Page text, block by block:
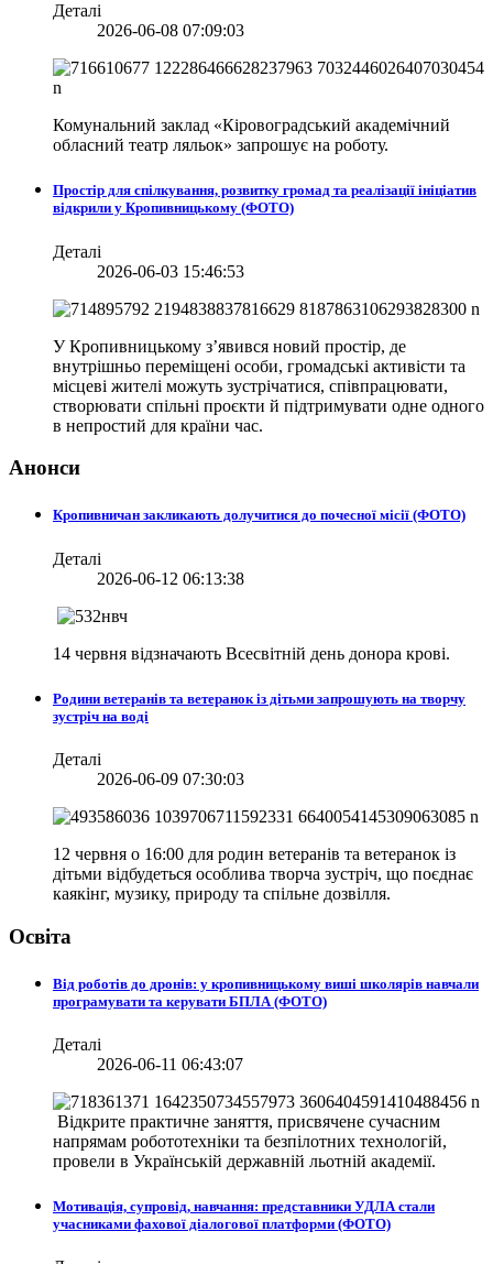
Деталі
2026-06-08 07:09:03
Комунальний заклад «Кіровоградський академічний
обласний театр ляльок» запрошує на роботу.
Простір для спілкування, розвитку громад та реалізації ініціатив
відкрили у Кропивницькому (ФОТО)
Деталі
2026-06-03 15:46:53
У Кропивницькому з’явився новий простір, де
внутрішньо переміщені особи, громадські активісти та
місцеві жителі можуть зустрічатися, співпрацювати,
створювати спільні проєкти й підтримувати одне одного
в непростий для країни час.
Анонси
Кропивничан закликають долучитися до почесної місії (ФОТО)
Деталі
2026-06-12 06:13:38
14 червня відзначають Всесвітній день донора крові.
Родини ветеранів та ветеранок із дітьми запрошують на творчу
зустріч на воді
Деталі
2026-06-09 07:30:03
12 червня о 16:00 для родин ветеранів та ветеранок із
дітьми відбудеться особлива творча зустріч, що поєднає
каякінг, музику, природу та спільне дозвілля.
Освіта
Від роботів до дронів: у кропивницькому виші школярів навчали
програмувати та керувати БПЛА (ФОТО)
Деталі
2026-06-11 06:43:07
Відкрите практичне заняття, присвячене сучасним
напрямам робототехніки та безпілотних технологій,
провели в Українській державній льотній академії.
Мотивація, супровід, навчання: представники УДЛА стали
учасниками фахової діалогової платформи (ФОТО)